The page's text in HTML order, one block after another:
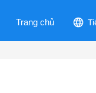
Trang chủ